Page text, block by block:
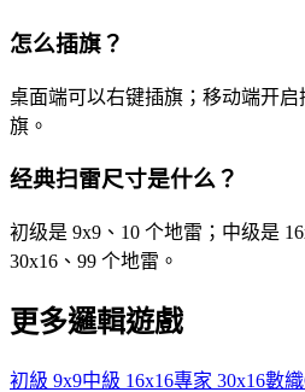
怎么插旗？
桌面端可以右键插旗；移动端开
旗。
经典扫雷尺寸是什么？
初级是 9x9、10 个地雷；中级是
30x16、99 个地雷。
更多邏輯遊戲
初級 9x9中級 16x16專家 30x16數織